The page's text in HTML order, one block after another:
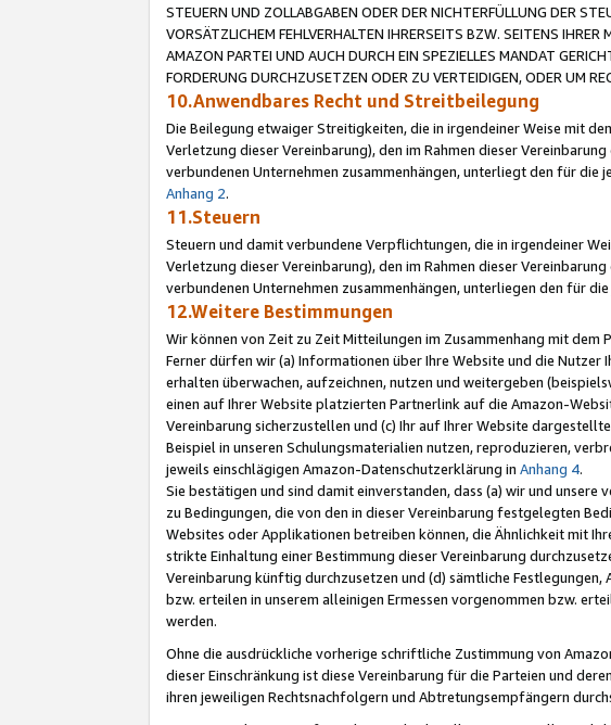
STEUERN UND ZOLLABGABEN ODER DER NICHTERFÜLLUNG DER
VORSÄTZLICHEM FEHLVERHALTEN IHRERSEITS BZW. SEITENS
AMAZON PARTEI UND AUCH DURCH EIN SPEZIELLES MANDAT
FORDERUNG DURCHZUSETZEN ODER ZU VERTEIDIGEN, ODER UM
10.Anwendbares Recht und Streitbeilegung
Die Beilegung etwaiger Streitigkeiten, die in irgendeiner Weise mit
Verletzung dieser Vereinbarung), den im Rahmen dieser
verbundenen Unternehmen zusammenhängen, unterliegt den für
Anhang 2.
11.Steuern
Steuern und damit verbundene Verpflichtungen, die in irgendeiner
Verletzung dieser Vereinbarung), den im Rahmen dieser
verbundenen Unternehmen zusammenhängen, unterliegen den für
12.Weitere Bestimmungen
Wir können von Zeit zu Zeit Mitteilungen im Zusammenhang mit
Ferner dürfen wir (a) Informationen über Ihre Website und die
erhalten überwachen, aufzeichnen, nutzen und weitergeben
einen auf Ihrer Website platzierten Partnerlink auf die Amazon-
Vereinbarung sicherzustellen und (c) Ihr auf Ihrer Website
Beispiel in unseren Schulungsmaterialien nutzen, reproduzieren,
jeweils einschlägigen Amazon-Datenschutzerklärung in Anhang 4.
Sie bestätigen und sind damit einverstanden, dass (a) wir und
zu Bedingungen, die von den in dieser Vereinbarung festgelegten
Websites oder Applikationen betreiben können, die Ähnlichkeit mit
strikte Einhaltung einer Bestimmung dieser Vereinbarung
Vereinbarung künftig durchzusetzen und (d) sämtliche
bzw. erteilen in unserem alleinigen Ermessen vorgenommen bzw.
werden.
Ohne die ausdrückliche vorherige schriftliche Zustimmung von
dieser Einschränkung ist diese Vereinbarung für die Parteien und
ihren jeweiligen Rechtsnachfolgern und Abtretungsempfängern